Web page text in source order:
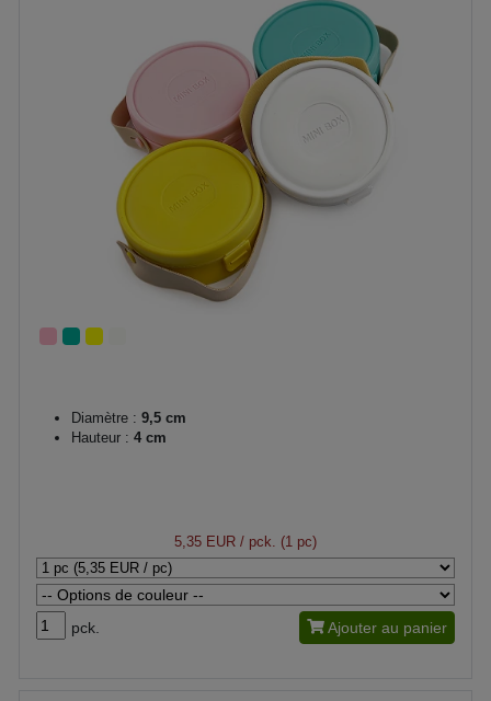
Diamètre : 9,5 cm
Hauteur : 4 cm
5,35 EUR / pck. (1 pc)
pck. Ajouter au panier